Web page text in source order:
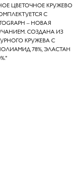
ЦВЕТОЧНОЕ КРУЖЕВО
С
– НОВАЯ
СОЗДАНА ИЗ
КРУЖЕВА C
78%, ЭЛАСТАН